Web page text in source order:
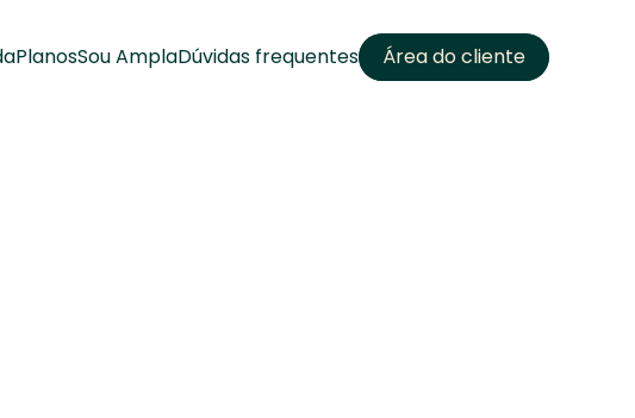
PlanosSou AmplaDúvidas frequentes Área do cliente